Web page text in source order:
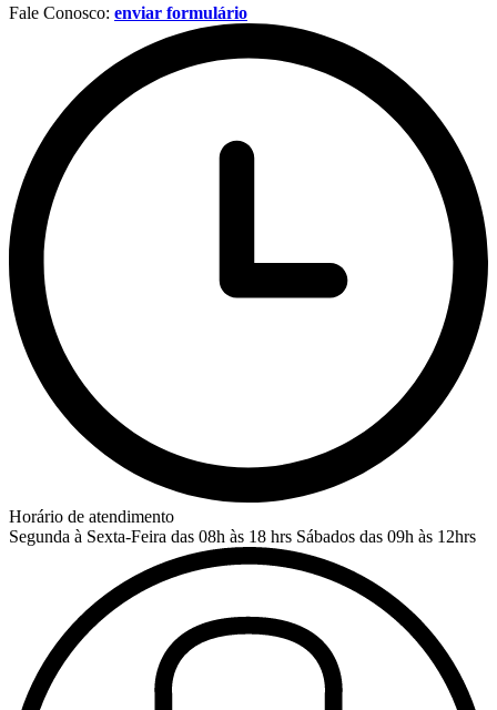
Fale Conosco: enviar formulário
Horário de atendimento
Segunda à Sexta-Feira das 08h às 18 hrs Sábados das 09h às 12hrs